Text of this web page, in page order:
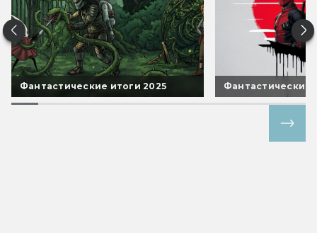
Фантастические итоги 2025 Фантастические